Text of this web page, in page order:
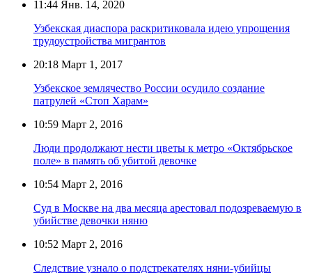
11:44 Янв. 14, 2020
Узбекская диаспора раскритиковала идею упрощения
трудоустройства мигрантов
20:18 Март 1, 2017
Узбекское землячество России осудило создание
патрулей «Стоп Харам»
10:59 Март 2, 2016
Люди продолжают нести цветы к метро «Октябрьское
поле» в память об убитой девочке
10:54 Март 2, 2016
Суд в Москве на два месяца арестовал подозреваемую в
убийстве девочки няню
10:52 Март 2, 2016
Следствие узнало о подстрекателях няни-убийцы